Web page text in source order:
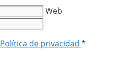
Web
Política de privacidad *